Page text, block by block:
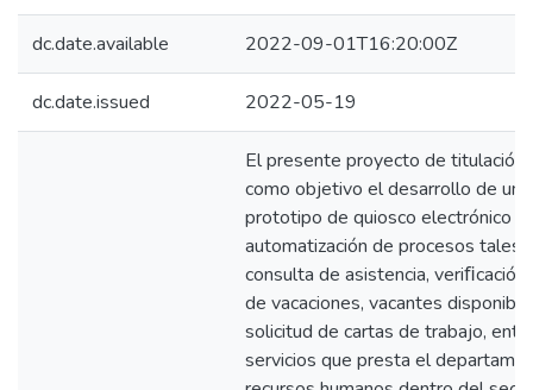
dc.date.available 2022-09-01T16:20:00Z
dc.date.issued 2022-05-19
El presente proyecto de titulación
como objetivo el desarrollo de un
prototipo de quiosco electrónico
automatización de procesos tales
consulta de asistencia, veriﬁcación
de vacaciones, vacantes
solicitud de cartas de trabajo,
servicios que presta el